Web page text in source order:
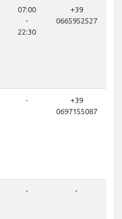
07:00
-
22:30
+39
0665952527
-
+39
0697155087
- -